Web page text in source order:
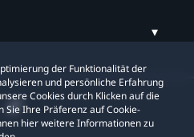
der Funktionalität der
und persönliche Erfahrung
Cookies durch Klicken auf die
Sie Ihre Präferenz auf Cookie-
hier weitere Informationen zu